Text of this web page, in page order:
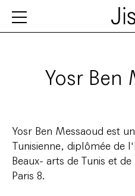
Yosr Ben
Yosr Ben Messaoud est
Tunisienne, diplômée de
Beaux- arts de Tunis et de
Paris 8.